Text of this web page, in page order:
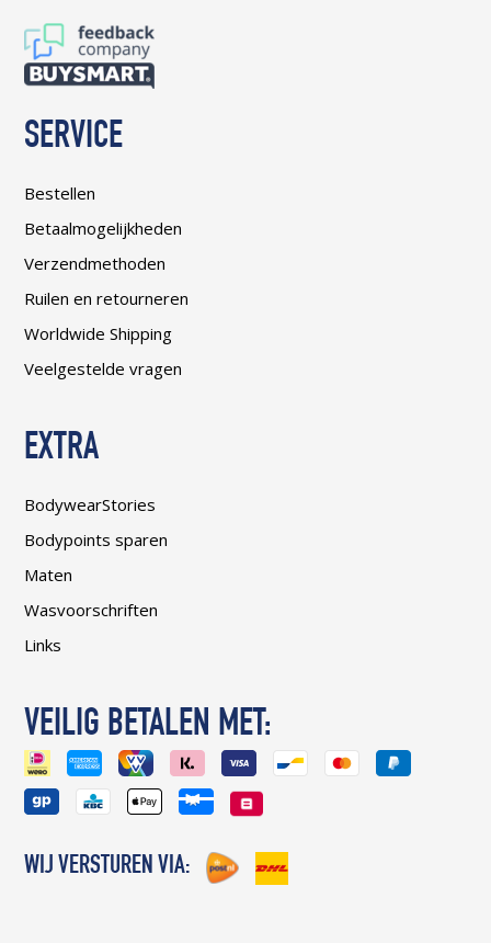
SERVICE
Bestellen
Betaalmogelijkheden
Verzendmethoden
Ruilen en retourneren
Worldwide Shipping
Veelgestelde vragen
EXTRA
BodywearStories
Bodypoints sparen
Maten
Wasvoorschriften
Links
VEILIG BETALEN MET:
WIJ VERSTUREN VIA: